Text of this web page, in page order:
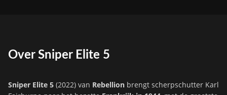
Over Sniper Elite 5
Sniper Elite 5 (2022) van Rebellion brengt scherpschutter Karl